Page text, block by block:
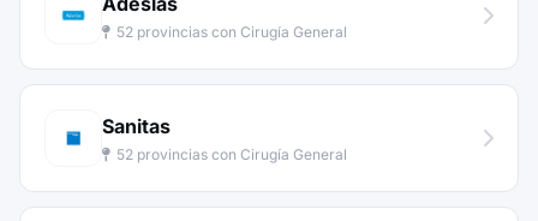
52 provincias con Cirugía General
Sanitas
52 provincias con Cirugía General